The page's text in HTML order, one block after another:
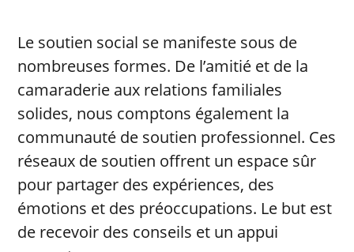
Le soutien social se manifeste sous de
nombreuses formes. De l’amitié et de la
camaraderie aux relations familiales
solides, nous comptons également la
communauté de soutien professionnel. Ces
réseaux de soutien offrent un espace sûr
pour partager des expériences, des
émotions et des préoccupations. Le but est
de recevoir des conseils et un appui